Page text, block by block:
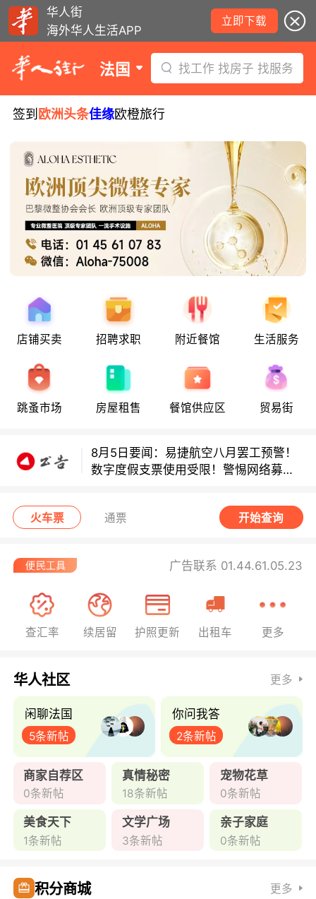
华人街
海外华人生活APP
立即下载
法国 找工作 找房子 找服务
签到 欧洲头条佳缘欧橙旅行
店铺买卖 招聘求职 附近餐馆 生活服务
跳蚤市场 房屋租售 餐馆供应区 贸易街
8月5日要闻：易捷航空八月罢工预警！
数字度假支票使用受限！警惕网络募捐
无栏杆收费站逃费将重罚！
多款避孕套因安全缺陷召回！
多款避孕套因安全缺陷召回！
数字度假支票使用受限！警惕网络募捐
骗局！
火车票 通票 开始查询
广告联系 01.44.61.05.23
查汇率 续居留 护照更新 出租车 更多
华人社区 更多
闲聊法国
5条新帖
你问我答
2条新帖
商家自荐区
0条新帖
真情秘密
18条新帖
宠物花草
0条新帖
美食天下
1条新帖
文学广场
3条新帖
亲子家庭
0条新帖
积分商城 更多